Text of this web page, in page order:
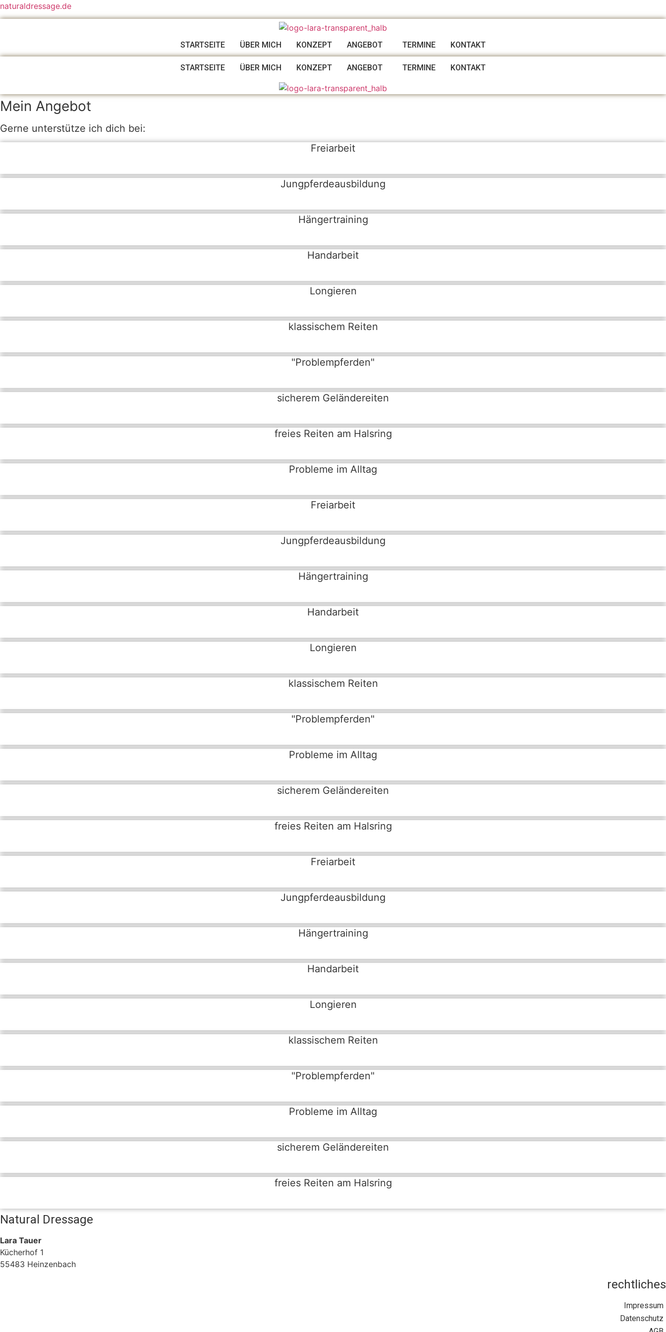
naturaldressage.de
STARTSEITE ÜBER MICH KONZEPT ANGEBOT TERMINE KONTAKT
STARTSEITE ÜBER MICH KONZEPT ANGEBOT TERMINE KONTAKT
Mein Angebot
Gerne unterstütze ich dich bei:
Freiarbeit
Jungpferdeausbildung
Hängertraining
Handarbeit
Longieren
klassischem Reiten
"Problempferden"
sicherem Geländereiten
freies Reiten am Halsring
Probleme im Alltag
Freiarbeit
Jungpferdeausbildung
Hängertraining
Handarbeit
Longieren
klassischem Reiten
"Problempferden"
Probleme im Alltag
sicherem Geländereiten
freies Reiten am Halsring
Freiarbeit
Jungpferdeausbildung
Hängertraining
Handarbeit
Longieren
klassischem Reiten
"Problempferden"
Probleme im Alltag
sicherem Geländereiten
freies Reiten am Halsring
Natural Dressage
Lara Tauer
Kücherhof 1
55483 Heinzenbach
rechtliches
Impressum
Datenschutz